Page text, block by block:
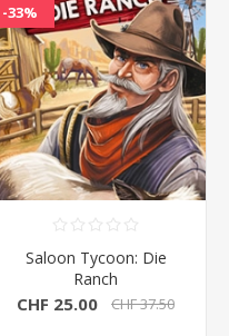
-33%
Saloon Tycoon: Die
Ranch
CHF 25.00 CHF 37.50